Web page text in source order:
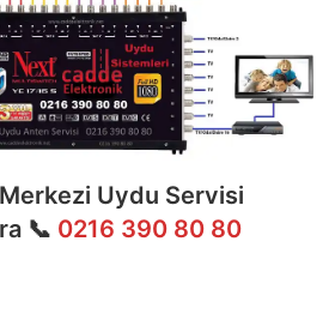
Uydu Servisi
📞 0216 390 80 80